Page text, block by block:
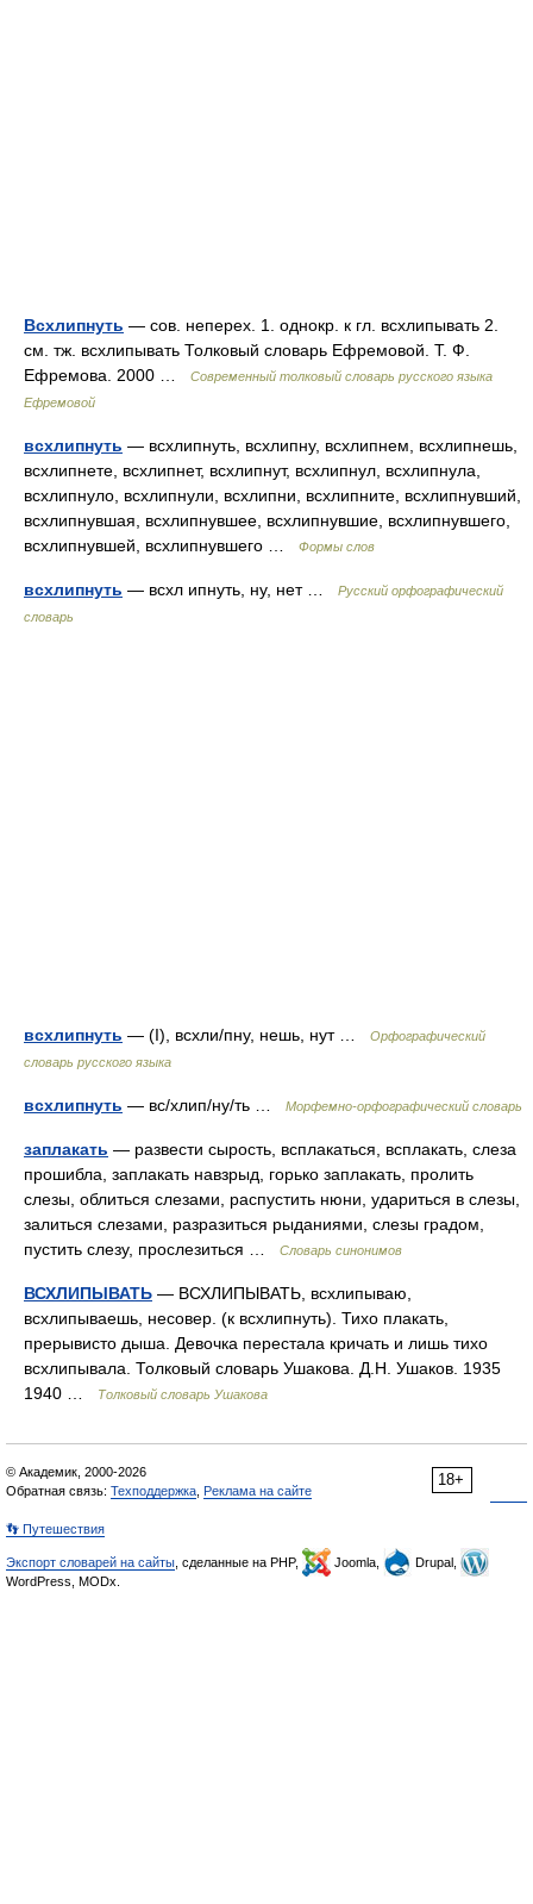
Всхлипнуть — сов. неперех. 1. однокр. к гл. всхлипывать 2.
см. тж. всхлипывать Толковый словарь Ефремовой. Т. Ф.
Ефремова. 2000 …
Современный толковый словарь русского языка
Ефремовой
всхлипнуть — всхлипнуть, всхлипну, всхлипнем, всхлипнешь,
всхлипнете, всхлипнет, всхлипнут, всхлипнул, всхлипнула,
всхлипнуло, всхлипнули, всхлипни, всхлипните, всхлипнувший,
всхлипнувшая, всхлипнувшее, всхлипнувшие, всхлипнувшего,
всхлипнувшей, всхлипнувшего …
Формы слов
всхлипнуть — всхл ипнуть, ну, нет …
Русский орфографический
словарь
всхлипнуть — (I), всхли/пну, нешь, нут …
Орфографический
словарь русского языка
всхлипнуть — вс/хлип/ну/ть … Морфемно-орфографический словарь
заплакать — развести сырость, всплакаться, всплакать, слеза
прошибла, заплакать навзрыд, горько заплакать, пролить
слезы, облиться слезами, распустить нюни, удариться в слезы,
залиться слезами, разразиться рыданиями, слезы градом,
пустить слезу, прослезиться …
Словарь синонимов
ВСХЛИПЫВАТЬ — ВСХЛИПЫВАТЬ, всхлипываю,
всхлипываешь, несовер. (к всхлипнуть). Тихо плакать,
прерывисто дыша. Девочка перестала кричать и лишь тихо
всхлипывала. Толковый словарь Ушакова. Д.Н. Ушаков. 1935
1940 …
Толковый словарь Ушакова
18+
© Академик, 2000-2026
Обратная связь: Техподдержка Реклама на сайте
👣 Путешествия
Экспорт словарей на сайты , сделанные на PHP, Joomla,
Drupal,
WordPress, MODx.